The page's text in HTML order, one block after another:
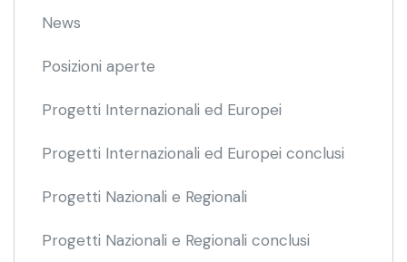
News
Posizioni aperte
Progetti Internazionali ed Europei
Progetti Internazionali ed Europei conclusi
Progetti Nazionali e Regionali
Progetti Nazionali e Regionali conclusi